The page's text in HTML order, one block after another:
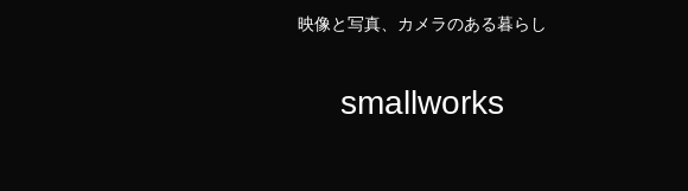
映像と写真、カメラのある暮らし
smallworks